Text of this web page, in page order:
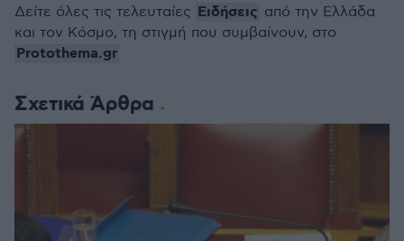
Σχετικά Άρθρα
Δείτε όλες τις τελευταίες Ειδήσεις από την Ελλάδα
και τον Κόσμο, τη στιγμή που συμβαίνουν, στο
Protothema.gr